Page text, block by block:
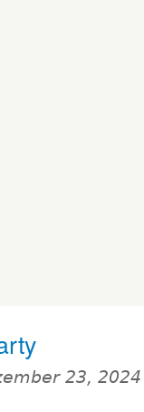
23,